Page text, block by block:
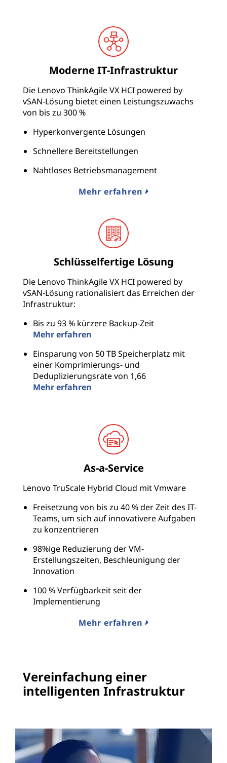
Moderne IT-Infrastruktur
Die Lenovo ThinkAgile VX HCI powered by
vSAN-Lösung bietet einen Leistungszuwachs
von bis zu 300 %
Hyperkonvergente Lösungen
Schnellere Bereitstellungen
Nahtloses Betriebsmanagement
Mehr erfahren
Schlüsselfertige Lösung
Die Lenovo ThinkAgile VX HCI powered by
vSAN-Lösung rationalisiert das Erreichen der
Infrastruktur:
Bis zu 93 % kürzere Backup-Zeit
Mehr erfahren
Einsparung von 50 TB Speicherplatz mit
einer Komprimierungs- und
Deduplizierungsrate von 1,66
Mehr erfahren
As-a-Service
Lenovo TruScale Hybrid Cloud mit Vmware
Freisetzung von bis zu 40 % der Zeit des IT-
Teams, um sich auf innovativere Aufgaben
zu konzentrieren
98%ige Reduzierung der VM-
Erstellungszeiten, Beschleunigung der
Innovation
100 % Verfügbarkeit seit der
Implementierung
Mehr erfahren
Vereinfachung einer
intelligenten Infrastruktur